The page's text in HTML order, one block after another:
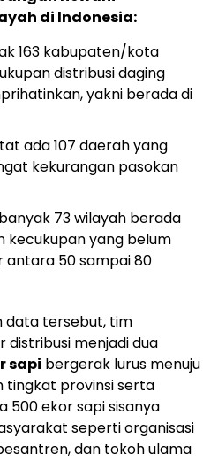
di Indonesia:
163 kabupaten/kota
distribusi daging
yakni berada di
ada 107 daerah yang
kekurangan pasokan
73 wilayah berada
kecukupan yang belum
antara 50 sampai 80
data tersebut, tim
distribusi menjadi dua
sapi bergerak lurus menuju
provinsi serta
ekor sapi sisanya
seperti organisasi
dan tokoh ulama